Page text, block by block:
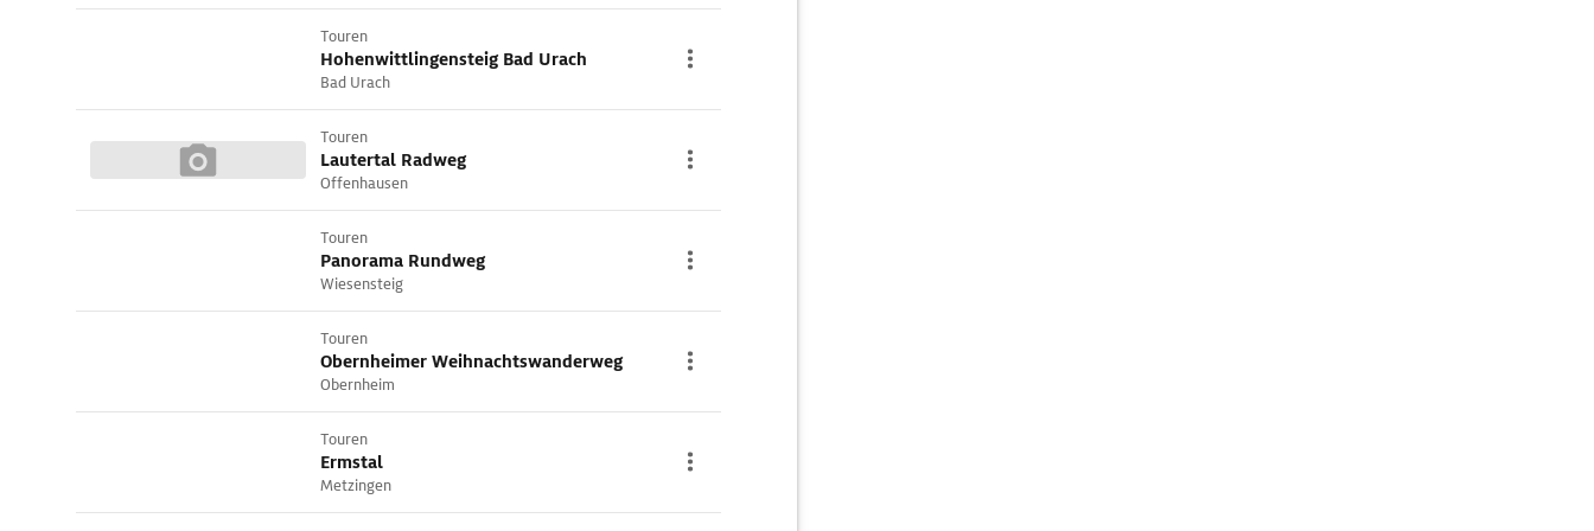
Touren
Hohenwittlingensteig Bad Urach
Bad Urach
Touren
Lautertal Radweg
Offenhausen
Touren
Panorama Rundweg
Wiesensteig
Touren
Obernheimer Weihnachtswanderweg
Obernheim
Touren
Ermstal
Metzingen